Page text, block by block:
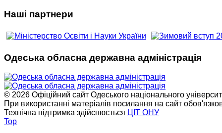
Наші партнери
Одеська обласна державна адміністрація
© 2026 Офіційний сайт Одеського національного
При використанні матеріалів посилання на сайт
Технічна підтримка здійснюється ЦІТ ОНУ
Top